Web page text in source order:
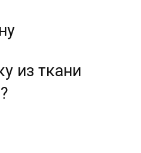
из ткани